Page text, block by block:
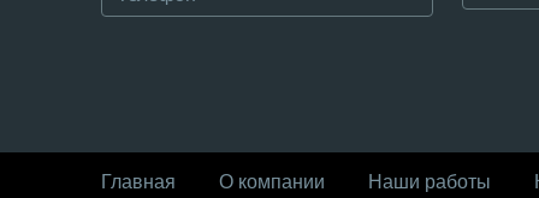
Главная О компании Наши работы